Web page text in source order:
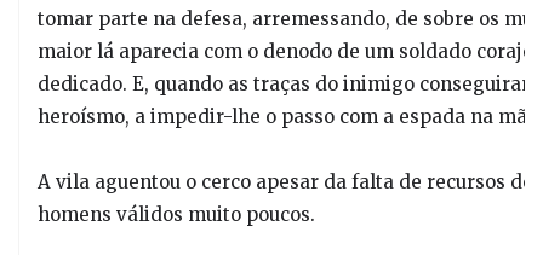
tomar parte na defesa, arremessando, de sobre os
maior lá aparecia com o denodo de um soldado
dedicado. E, quando as traças do inimigo
heroísmo, a impedir-lhe o passo com a espada na mão.
A vila aguentou o cerco apesar da falta de recursos
homens válidos muito poucos.